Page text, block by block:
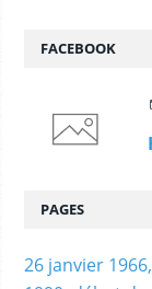
FACEBOOK
PAGES
26 janvier